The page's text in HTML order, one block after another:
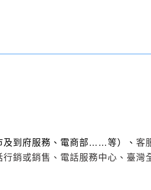
及到府服務、電商部……等）、 客
銷或銷售、電話服務中心、臺灣